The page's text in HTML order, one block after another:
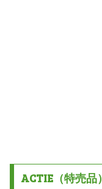
ACTIE（特売品）